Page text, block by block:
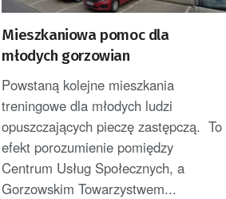
Mieszkaniowa pomoc dla
młodych gorzowian
Powstaną kolejne mieszkania
treningowe dla młodych ludzi
opuszczających pieczę zastępczą. To
efekt porozumienie pomiędzy
Centrum Usług Społecznych, a
Gorzowskim Towarzystwem...